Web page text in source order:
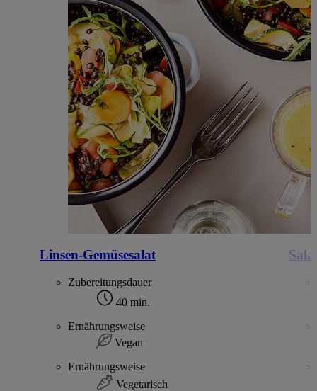
Linsen-Gemüsesalat
Zubereitungsdauer
40 min.
Ernährungsweise
Vegan
Ernährungsweise
Vegetarisch